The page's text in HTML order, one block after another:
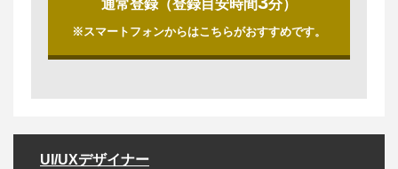
通常登録（登録目安時間 分）
※スマートフォンからはこちらがおすすめです。
UI/UXデザイナー